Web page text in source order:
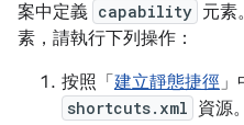
案中定義 capability 元素
素，請執行下列操作：
按照「 建立靜態捷徑」
shortcuts.xml 資源。